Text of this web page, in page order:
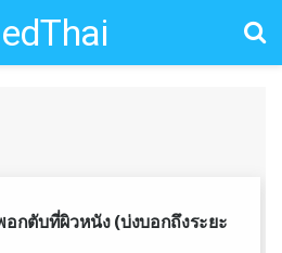
กตับที่ผิวหนัง (บ่งบอกถึงระยะ